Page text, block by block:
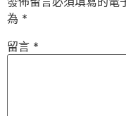
為 *
留言 *